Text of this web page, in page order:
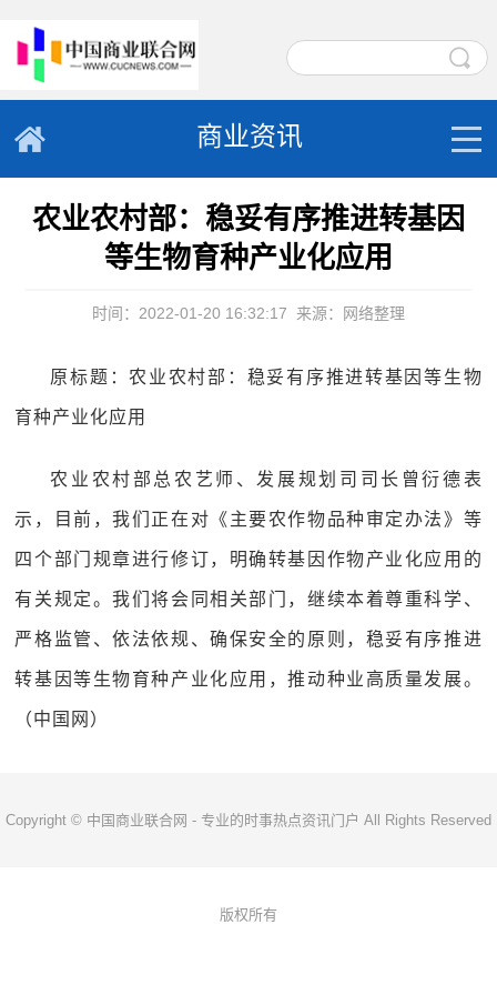
商业资讯
农业农村部：稳妥有序推进转基因
等生物育种产业化应用
时间：2022-01-20 16:32:17 来源：网络整理
原标题：农业农村部：稳妥有序推进转基因等生物
育种产业化应用
农业农村部总农艺师、发展规划司司长曾衍德表
示，目前，我们正在对《主要农作物品种审定办法》等
四个部门规章进行修订，明确转基因作物产业化应用的
有关规定。我们将会同相关部门，继续本着尊重科学、
严格监管、依法依规、确保安全的原则，稳妥有序推进
转基因等生物育种产业化应用，推动种业高质量发展。
（中国网）
Copyright © 中国商业联合网 - 专业的时事热点资讯门户 All Rights Reserved
版权所有